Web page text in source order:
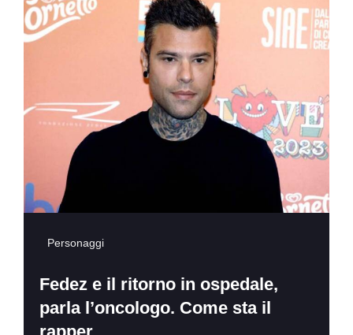
Personaggi
Fedez e il ritorno in ospedale,
parla l’oncologo. Come sta il